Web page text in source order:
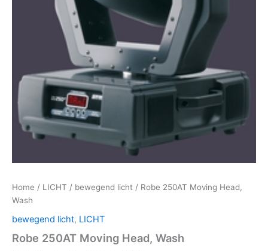
Home / LICHT / bewegend licht / Robe 250AT Moving Head,
Wash
bewegend licht, LICHT
Robe 250AT Moving Head, Wash